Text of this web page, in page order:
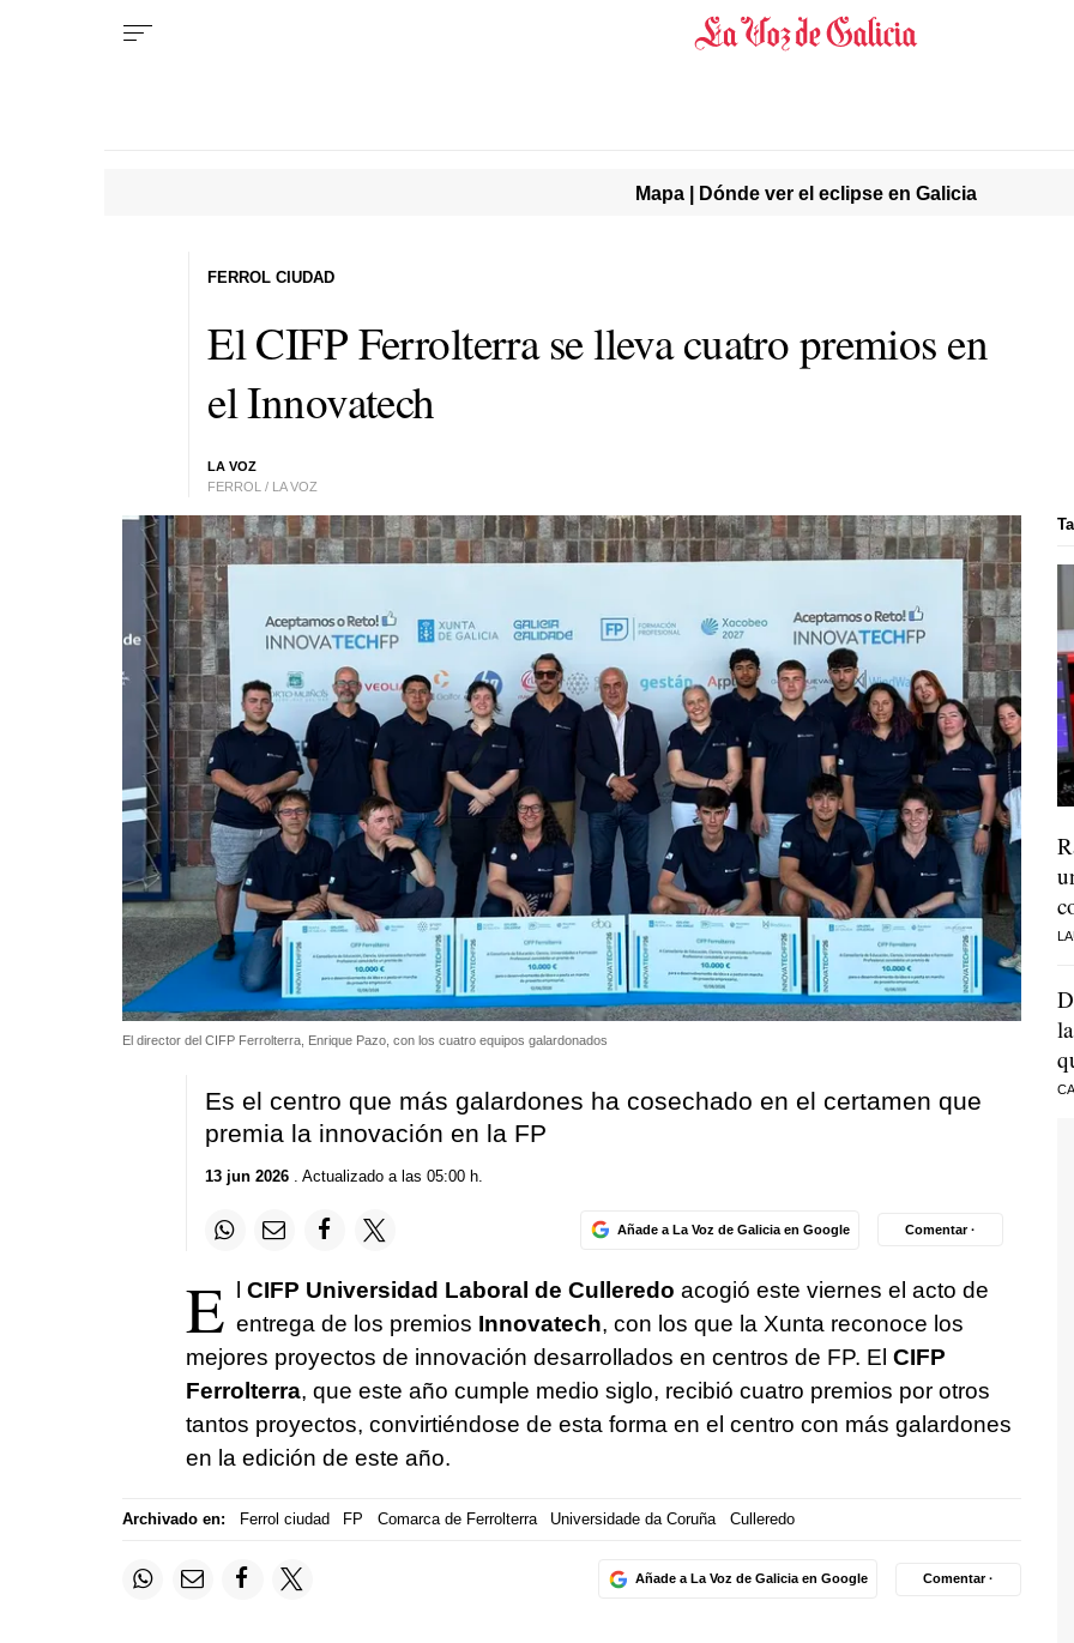
Mapa | Dónde ver el eclipse en Galicia
El CIFP Ferrolterra se lleva cuatro premios en
el Innovatech
LA VOZ
FERROL / LA VOZ
FERROL CIUDAD
El director del CIFP Ferrolterra, Enrique Pazo, con los cuatro equipos galardonados
Es el centro que más galardones ha cosechado en el certamen que
premia la innovación en la FP
13 jun 2026. Actualizado a las 05:00 h.
Añade a La Voz de Galicia en Google Comentar ·
E l CIFP Universidad Laboral de Culleredo acogió este viernes el acto de
entrega de los premios Innovatech, con los que la Xunta reconoce los
mejores proyectos de innovación desarrollados en centros de FP. El CIFP
Ferrolterra, que este año cumple medio siglo, recibió cuatro premios por otros
tantos proyectos, convirtiéndose de esta forma en el centro con más galardones
en la edición de este año.
Archivado en: Ferrol ciudad FP Comarca de Ferrolterra Universidade da Coruña Culleredo
Añade a La Voz de Galicia en Google Comentar ·